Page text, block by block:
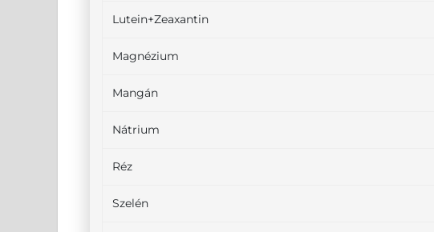
Lutein+Zeaxantin
Magnézium
Mangán
Nátrium
Réz
Szelén